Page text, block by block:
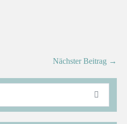
Nächster Beitrag →